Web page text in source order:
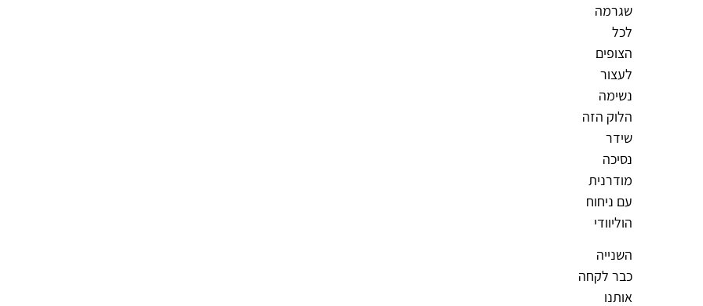
שגרמה
לכל
הצופים
לעצור
נשימה
הלוק הזה
שידר
נסיכה
מודרנית
עם ניחוח
הוליוודי
השנייה
כבר לקחה
אותנו